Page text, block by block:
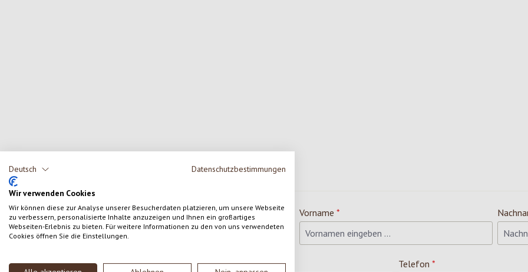
Deutsch Datenschutzbestimmungen
Wir verwenden Cookies
Wir können diese zur Analyse unserer Besucherdaten platzieren, um unsere Webseite
zu verbessern, personalisierte Inhalte anzuzeigen und Ihnen ein großartiges
Webseiten-Erlebnis zu bieten. Für weitere Informationen zu den von uns verwendeten
Cookies öffnen Sie die Einstellungen.
Anrede * Vorname*
Deine E-Mail-Adresse* Telefon *